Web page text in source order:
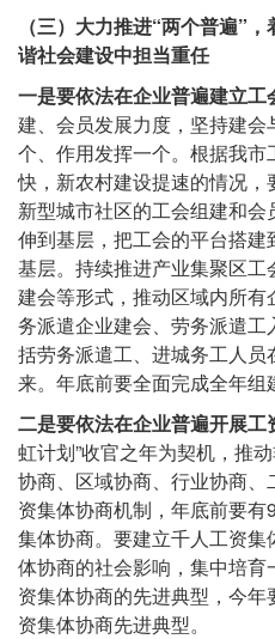
（三）大力推进“两个普遍”
谐社会建设中担当重任
一是要依法在企业普遍建立工
建、会员发展力度，坚持建
个、作用发挥一个。根据我
快，新农村建设提速的情况，
新型城市社区的工会组建和
伸到基层，把工会的平台搭
基层。持续推进产业集聚区
建会等形式，推动区域内所有
务派遣企业建会、劳务派遣工
括劳务派遣工、进城务工人
来。年底前要全面完成全年组
二是要依法在企业普遍开展工
虹计划”收官之年为契机，推
协商、区域协商、行业协商
资集体协商机制，年底前要
集体协商。要建立千人工资
体协商的社会影响，集中培
资集体协商的先进典型，今
资集体协商先进典型。